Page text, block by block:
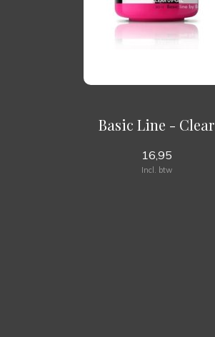
Basic Line - Clear
16,95
Incl. btw